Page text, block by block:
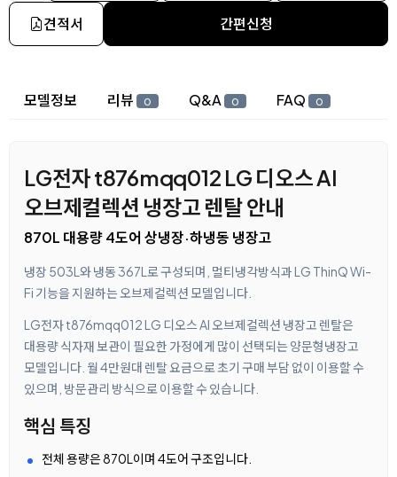
견적서 간편신청
상세 정보
모델정보 리뷰 0 Q&A 0 FAQ 0
LG전자 t876mqq012 LG 디오스 AI
오브제컬렉션 냉장고 렌탈 안내
870L 대용량 4도어 상냉장·하냉동 냉장고
냉장 503L와 냉동 367L로 구성되며, 멀티냉각방식과 LG ThinQ Wi-
Fi 기능을 지원하는 오브제컬렉션 모델입니다.
LG전자 t876mqq012 LG 디오스 AI 오브제컬렉션 냉장고 렌탈은
대용량 식자재 보관이 필요한 가정에게 많이 선택되는 양문형냉장고
모델입니다. 월 4만원대 렌탈 요금으로 초기 구매 부담 없이 이용할 수
있으며, 방문관리 방식으로 이용할 수 있습니다.
핵심 특징
전체 용량은 870L이며 4도어 구조입니다.